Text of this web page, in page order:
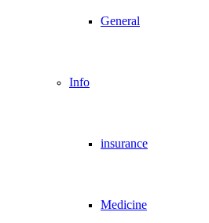
General
Info
insurance
Medicine